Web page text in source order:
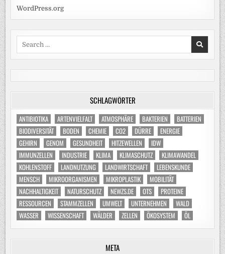
WordPress.org
Search
SCHLAGWÖRTER
ANTIBIOTIKA ARTENVIELFALT ATMOSPHÄRE BAKTERIEN
BATTERIEN
BIODIVERSITÄT
BODEN CHEMIE CO2 DÜRRE
ENERGIE
GEHIRN
GENOM GESUNDHEIT HITZEWELLEN
IDW
IMMUNZELLEN
INDUSTRIE KLIMA KLIMASCHUTZ
KLIMAWANDEL
KOHLENSTOFF
LANDNUTZUNG LANDWIRTSCHAFT
LEBENSKUNDE
MENSCH
MIKROORGANISMEN MIKROPLASTIK
MOBILITÄT
NACHHALTIGKEIT
NATURSCHUTZ NEWZS.DE OTS
PROTEINE
RESSOURCEN
STAMMZELLEN UMWELT UNTERNEHMEN
WALD
WASSER
WISSENSCHAFT WÄLDER ZELLEN ÖKOSYSTEM ÖL
META